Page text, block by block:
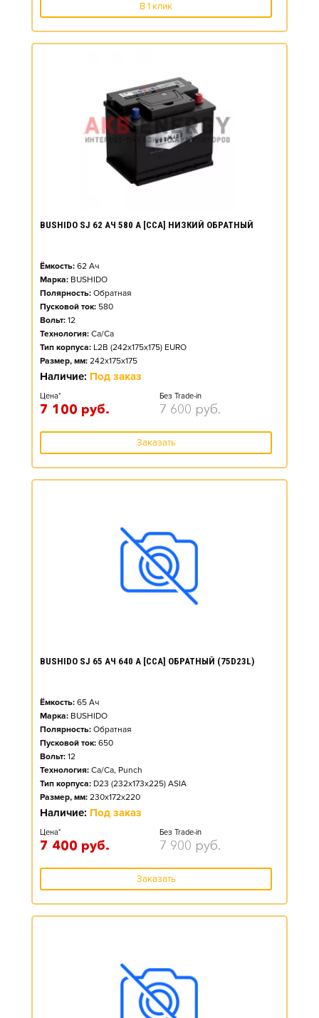
В 1 клик
BUSHIDO SJ 62 АЧ 580 А [CCA] НИЗКИЙ ОБРАТНЫЙ
Ёмкость: 62 Ач
Марка: BUSHIDO
Полярность: Обратная
Пусковой ток: 580
Вольт: 12
Технология: Ca/Ca
Тип корпуса: L2B (242x175x175) EURO
Размер, мм: 242x175x175
Наличие: Под заказ
Цена*
7 100 руб.
Без Trade-in
7 600 руб.
Заказать
BUSHIDO SJ 65 АЧ 640 А [CCA] ОБРАТНЫЙ (75D23L)
Ёмкость: 65 Ач
Марка: BUSHIDO
Полярность: Обратная
Пусковой ток: 650
Вольт: 12
Технология: Ca/Ca, Punch
Тип корпуса: D23 (232x173x225) ASIA
Размер, мм: 230x172x220
Наличие: Под заказ
Цена*
7 400 руб.
Без Trade-in
7 900 руб.
Заказать